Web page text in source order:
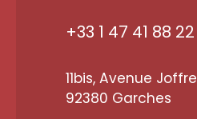
+33 1 47 41 88 22
11bis, Avenue Joffre
92380 Garches